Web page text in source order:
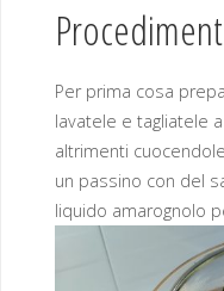
Per prima cosa
lavatele e tagliatele
altrimenti
un passino con del
liquido amarognolo